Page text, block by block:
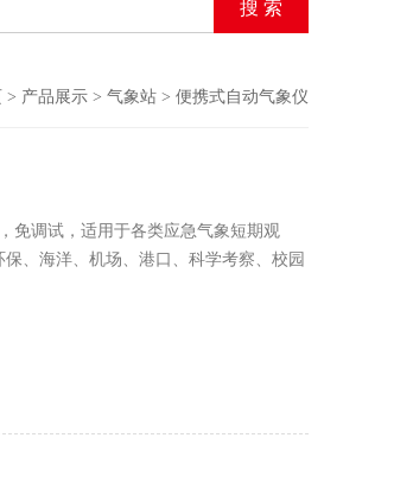
> 产品展示 > 气象站 > 便携式自动气象仪
免调试，适用于各类应急气象短期观
、海洋、机场、港口、科学考察、校园